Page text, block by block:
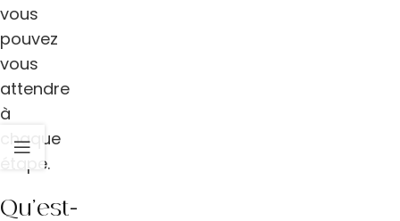
vous
pouvez
vous
attendre
à
chaque
étape.
Qu’est-